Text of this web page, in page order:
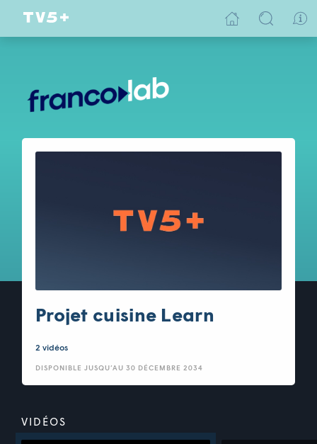
Projet cuisine Learn
2 vidéos
DISPONIBLE JUSQU’AU 30 DÉCEMBRE 2034
VIDÉOS